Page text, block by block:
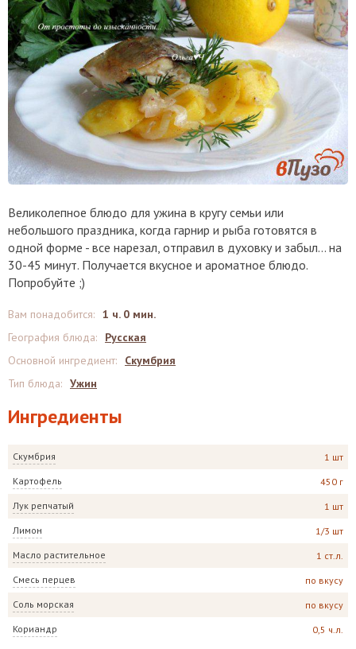
Великолепное блюдо для ужина в кругу семьи или
небольшого праздника, когда гарнир и рыба готовятся в
одной форме - все нарезал, отправил в духовку и забыл... на
30-45 минут. Получается вкусное и ароматное блюдо.
Попробуйте ;)
Ингредиенты
Скумбрия 1 шт
Картофель 450 г
Лук репчатый 1 шт
Лимон 1/3 шт
Масло растительное 1 ст.л.
Смесь перцев по вкусу
Соль морская по вкусу
Кориандр 0,5 ч.л.
Вам понадобится: 1 ч. 0 мин.
География блюда:
Русская
Основной ингредиент:
Скумбрия
Тип блюда: Ужин